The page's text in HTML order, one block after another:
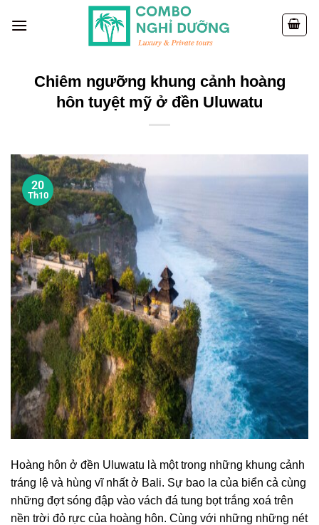
Chiêm ngưỡng khung cảnh hoàng
hôn tuyệt mỹ ở đền Uluwatu
20
Th10
Hoàng hôn ở đền Uluwatu là một trong những khung cảnh
tráng lệ và hùng vĩ nhất ở Bali. Sự bao la của biển cả cùng
những đợt sóng đập vào vách đá tung bọt trắng xoá trên
nền trời đỏ rực của hoàng hôn. Cùng với những những nét